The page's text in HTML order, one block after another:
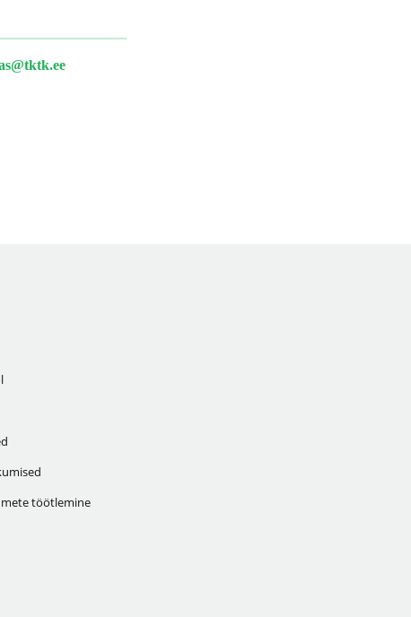
töötlemine